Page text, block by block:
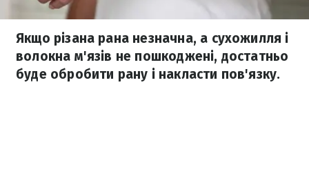
Якщо різана рана незначна, а сухожилля і
волокна м'язів не пошкоджені, достатньо
буде обробити рану і накласти пов'язку.